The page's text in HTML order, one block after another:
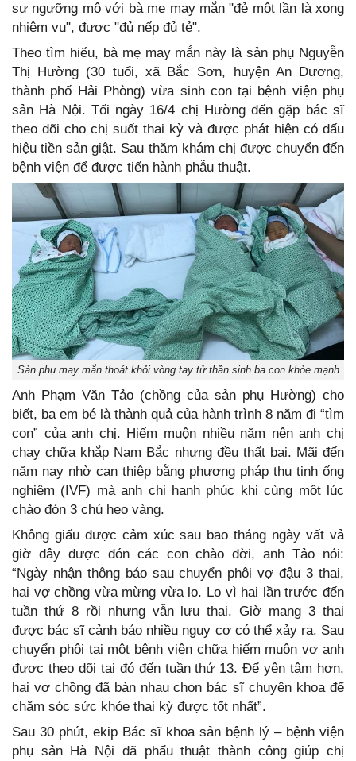
sự ngưỡng mộ với bà mẹ may mắn "đẻ một lần là xong
nhiệm vụ", được "đủ nếp đủ tẻ".
Theo tìm hiểu, bà mẹ may mắn này là sản phụ Nguyễn
Thị Hường (30 tuổi, xã Bắc Sơn, huyện An Dương,
thành phố Hải Phòng) vừa sinh con tại bệnh viện phụ
sản Hà Nội. Tối ngày 16/4 chị Hường đến gặp bác sĩ
theo dõi cho chị suốt thai kỳ và được phát hiện có dấu
hiệu tiền sản giật. Sau thăm khám chị được chuyển đến
bệnh viện để được tiến hành phẫu thuật.
Sản phụ may mắn thoát khỏi vòng tay tử thần sinh ba con khỏe mạnh
Anh Phạm Văn Tảo (chồng của sản phụ Hường) cho
biết, ba em bé là thành quả của hành trình 8 năm đi “tìm
con” của anh chị. Hiếm muộn nhiều năm nên anh chị
chạy chữa khắp Nam Bắc nhưng đều thất bại. Mãi đến
năm nay nhờ can thiệp bằng phương pháp thụ tinh ống
nghiệm (IVF) mà anh chị hạnh phúc khi cùng một lúc
chào đón 3 chú heo vàng.
Không giấu được cảm xúc sau bao tháng ngày vất vả
giờ đây được đón các con chào đời, anh Tảo nói:
“Ngày nhận thông báo sau chuyển phôi vợ đậu 3 thai,
hai vợ chồng vừa mừng vừa lo. Lo vì hai lần trước đến
tuần thứ 8 rồi nhưng vẫn lưu thai. Giờ mang 3 thai
được bác sĩ cảnh báo nhiều nguy cơ có thể xảy ra. Sau
chuyển phôi tại một bệnh viện chữa hiếm muộn vợ anh
được theo dõi tại đó đến tuần thứ 13. Để yên tâm hơn,
hai vợ chồng đã bàn nhau chọn bác sĩ chuyên khoa để
chăm sóc sức khỏe thai kỳ được tốt nhất”.
Sau 30 phút, ekip Bác sĩ khoa sản bệnh lý – bệnh viện
phụ sản Hà Nội đã phẩu thuật thành công giúp chị